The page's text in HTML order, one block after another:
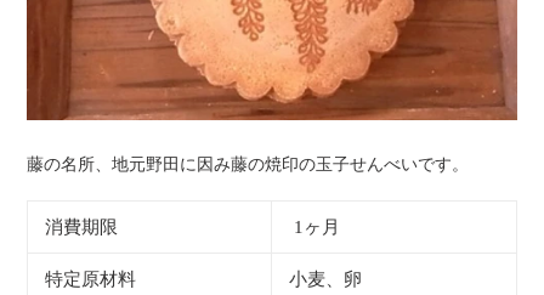
藤の名所、地元野田に因み藤の焼印の玉子せんべいです。
消費期限 1ヶ月
特定原材料 小麦、卵